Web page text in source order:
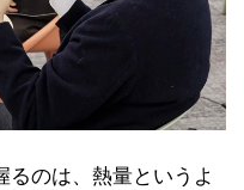
るのは、熱量というよ